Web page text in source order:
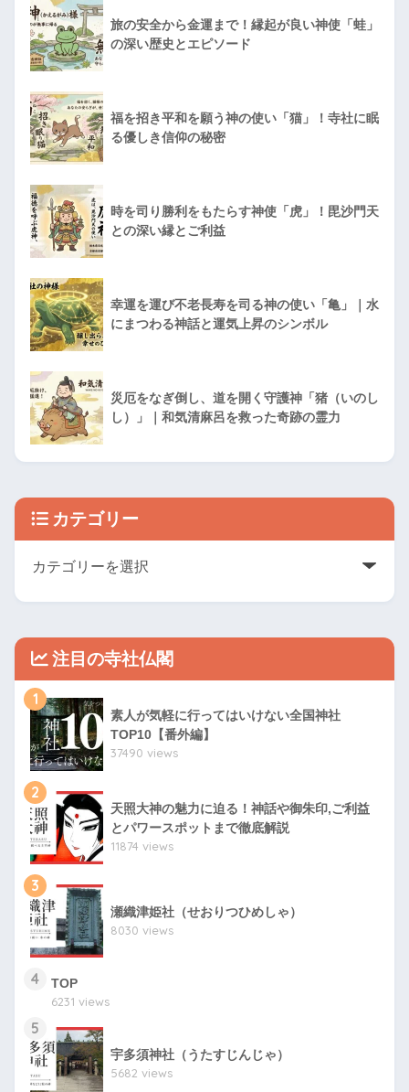
旅の安全から金運まで！縁起が良い神使「蛙」
の深い歴史とエピソード
福を招き平和を願う神の使い「猫」！寺社に眠
る優しき信仰の秘密
時を司り勝利をもたらす神使「虎」！毘沙門天
との深い縁とご利益
幸運を運び不老長寿を司る神の使い「亀」｜水
にまつわる神話と運気上昇のシンボル
災厄をなぎ倒し、道を開く守護神「猪（いのし
し）」｜和気清麻呂を救った奇跡の霊力
カテゴリー
注目の寺社仏閣
1
素人が気軽に行ってはいけない全国神社
TOP10【番外編】
37490 views
2
天照大神の魅力に迫る！神話や御朱印,ご利益
とパワースポットまで徹底解説
11874 views
3
瀬織津姫社（せおりつひめしゃ）
8030 views
4
TOP
6231 views
5
宇多須神社（うたすじんじゃ）
5682 views